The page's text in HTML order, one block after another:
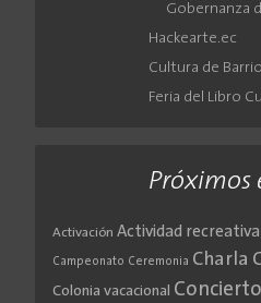
Gobernanza
Hackearte.ec
Cultura de Barrio
Feria del Libro
Próximos
Activación Actividad recreativa
Campeonato Ceremonia Charla
Colonia vacacional Concierto